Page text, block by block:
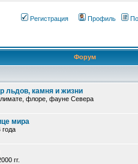
Регистрация Профиль
Форум
льдов, камня и жизни
флоре, фауне Севера
мира
года
гг.